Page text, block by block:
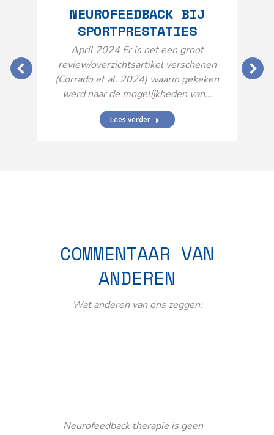
NEUROFEEDBACK BIJ
SPORTPRESTATIES
April 2024 Er is net een groot
review/overzichtsartikel verschenen
(Corrado et al. 2024) waarin gekeken
werd naar de mogelijkheden van…
Lees verder
COMMENTAAR VAN
ANDEREN
Wat anderen van ons zeggen:
Neurofeedback therapie is geen